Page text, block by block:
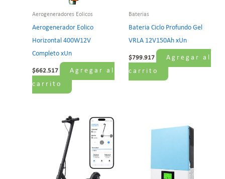
Aerogeneradores Eolicos
Aerogenerador Eolico
Horizontal 400W12V
Completo xUn
$662.517
Agregar al
carrito
Baterias
Bateria Ciclo Profundo Gel
VRLA 12V150Ah xUn
$799.917
Agregar al
carrito